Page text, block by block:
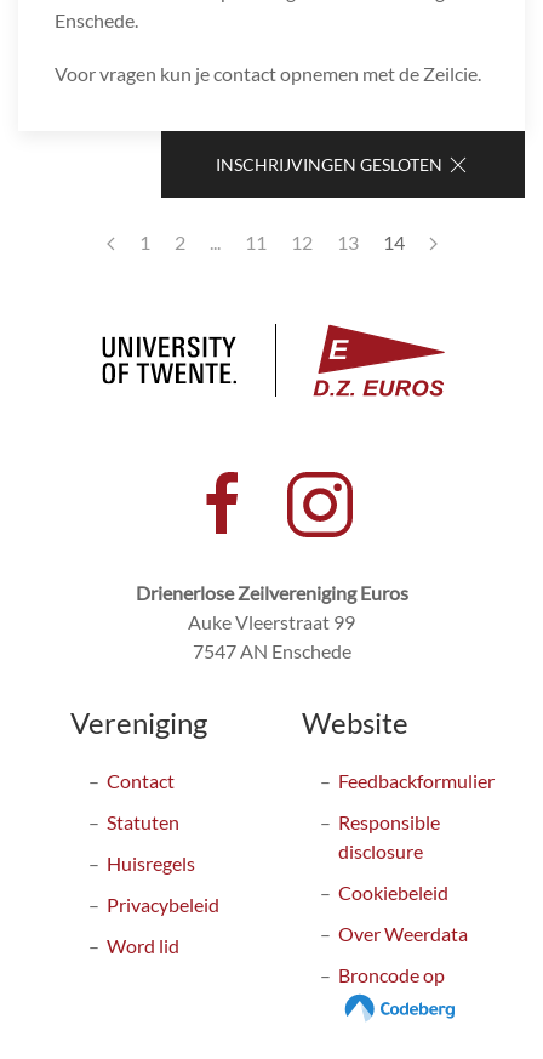
Enschede.
Voor vragen kun je contact opnemen met de Zeilcie.
INSCHRIJVINGEN GESLOTEN
1 2 11 12 13 14
Drienerlose Zeilvereniging Euros
Auke Vleerstraat 99
7547 AN Enschede
Vereniging
Contact
Statuten
Huisregels
Privacybeleid
Word lid
Website
Feedbackformulier
Responsible
disclosure
Cookiebeleid
Over Weerdata
Broncode op